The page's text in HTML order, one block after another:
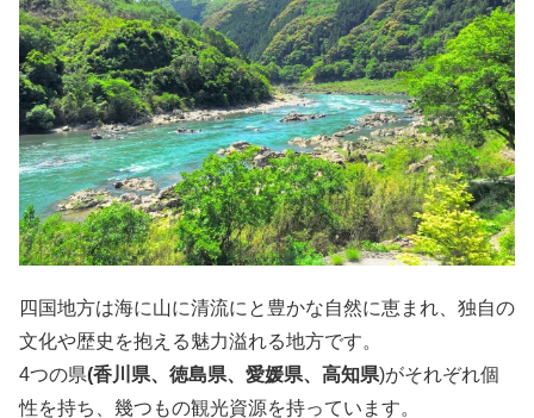
四国地方は海に山に清流にと豊かな自然に恵まれ、独自の
文化や歴史を抱える魅力溢れる地方です。
4つの県(香川県、徳島県、愛媛県、高知県)がそれぞれ個
性を持ち、幾つもの観光資源を持っています。